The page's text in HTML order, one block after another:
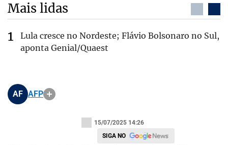
Mais lidas
Lula cresce no Nordeste; Flávio Bolsonaro no Sul,
aponta Genial/Quaest
AF AFP
15/07/2025 14:26
SIGA NO